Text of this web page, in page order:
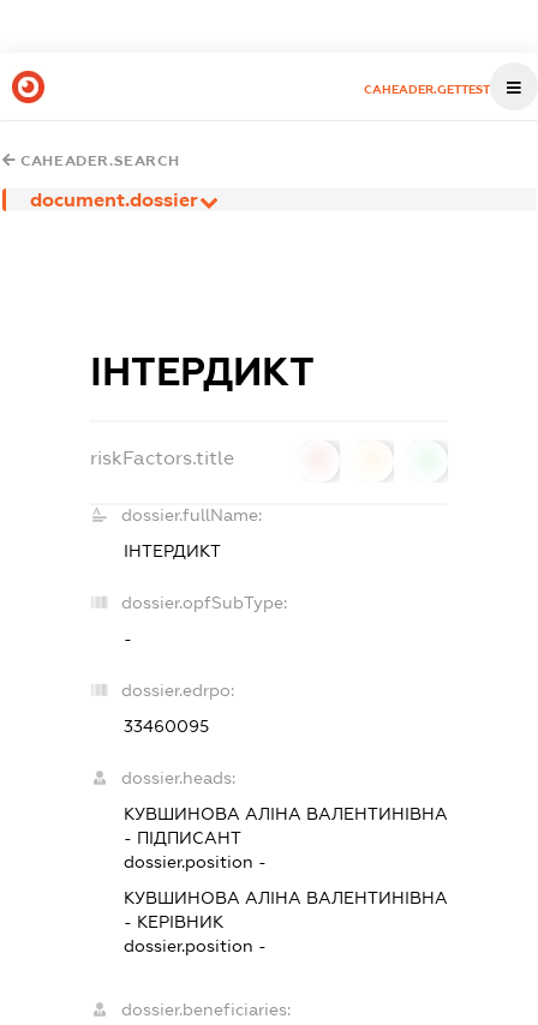
CAHEADER.GETTEST
CAHEADER.SEARCH
document.dossier
ІНТЕРДИКТ
riskFactors.title
dossier.fullName:
ІНТЕРДИКТ
dossier.opfSubType:
-
dossier.edrpo:
33460095
dossier.heads:
КУВШИНОВА АЛІНА ВАЛЕНТИНІВНА
- ПІДПИСАНТ
dossier.position -
КУВШИНОВА АЛІНА ВАЛЕНТИНІВНА
- КЕРІВНИК
dossier.position -
dossier.beneficiaries: